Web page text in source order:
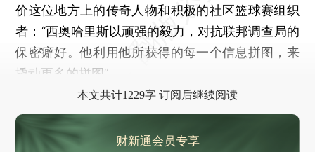
价这位地方上的传奇人物和积极的社区篮球赛组织
者：“西奥哈里斯以顽强的毅力，对抗联邦调查局的
保密癖好。他利用他所获得的每一个信息拼图，来
撬动更多的拼图”。
本文共计1229字 订阅后继续阅读
财新通会员专享